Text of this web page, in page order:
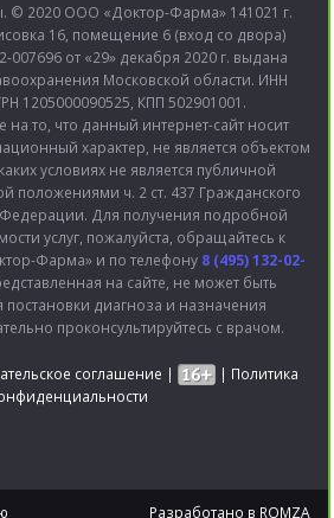
© 2020 ООО «Доктор-Фарма» 141021 г.
16, помещение 6 (вход со двора)
от «29» декабря 2020 г. выдана
Московской области. ИНН
1205000090525, КПП 502901001.
то, что данный интернет-сайт носит
характер, не является объектом
условиях не является публичной
положениями ч. 2 ст. 437 Гражданского
Федерации. Для получения подробной
услуг, пожалуйста, обращайтесь к
Фарма» и по телефону 8 (495) 132-02-
на сайте, не может быть
постановки диагноза и назначения
проконсультируйтесь с врачом.
соглашение | | Политика
Разработано в ROMZA